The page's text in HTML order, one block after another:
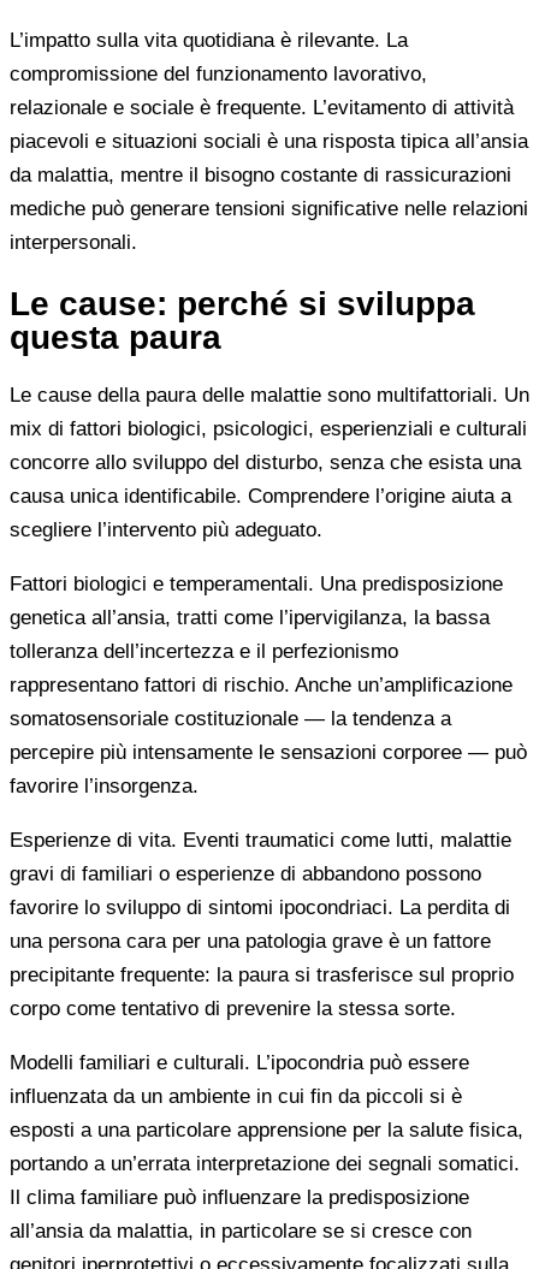
L’impatto sulla vita quotidiana è rilevante. La
compromissione del funzionamento lavorativo,
relazionale e sociale è frequente. L’evitamento di attività
piacevoli e situazioni sociali è una risposta tipica all’ansia
da malattia, mentre il bisogno costante di rassicurazioni
mediche può generare tensioni significative nelle relazioni
interpersonali.
Le cause: perché si sviluppa
questa paura
Le cause della paura delle malattie sono multifattoriali. Un
mix di fattori biologici, psicologici, esperienziali e culturali
concorre allo sviluppo del disturbo, senza che esista una
causa unica identificabile. Comprendere l’origine aiuta a
scegliere l’intervento più adeguato.
Fattori biologici e temperamentali. Una predisposizione
genetica all’ansia, tratti come l’ipervigilanza, la bassa
tolleranza dell’incertezza e il perfezionismo
rappresentano fattori di rischio. Anche un’amplificazione
somatosensoriale costituzionale — la tendenza a
percepire più intensamente le sensazioni corporee — può
favorire l’insorgenza.
Esperienze di vita. Eventi traumatici come lutti, malattie
gravi di familiari o esperienze di abbandono possono
favorire lo sviluppo di sintomi ipocondriaci. La perdita di
una persona cara per una patologia grave è un fattore
precipitante frequente: la paura si trasferisce sul proprio
corpo come tentativo di prevenire la stessa sorte.
Modelli familiari e culturali. L’ipocondria può essere
influenzata da un ambiente in cui fin da piccoli si è
esposti a una particolare apprensione per la salute fisica,
portando a un’errata interpretazione dei segnali somatici.
Il clima familiare può influenzare la predisposizione
all’ansia da malattia, in particolare se si cresce con
genitori iperprotettivi o eccessivamente focalizzati sulla